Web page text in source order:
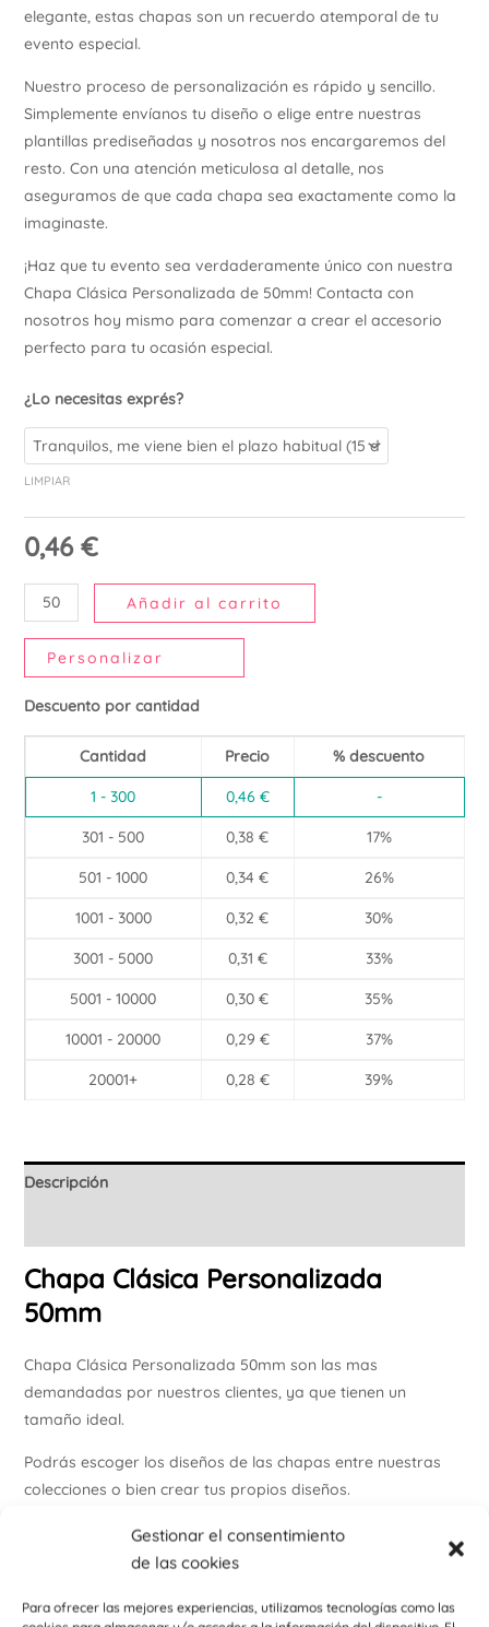
Gestionar el consentimiento
de las cookies
Para ofrecer las mejores experiencias, utilizamos tecnologías como las
elegante, estas chapas son un recuerdo atemporal de tu
evento especial.
Nuestro proceso de personalización es rápido y sencillo.
Simplemente envíanos tu diseño o elige entre nuestras
plantillas prediseñadas y nosotros nos encargaremos del
resto. Con una atención meticulosa al detalle, nos
aseguramos de que cada chapa sea exactamente como la
imaginaste.
¡Haz que tu evento sea verdaderamente único con nuestra
Chapa Clásica Personalizada de 50mm! Contacta con
nosotros hoy mismo para comenzar a crear el accesorio
perfecto para tu ocasión especial.
¿Lo necesitas exprés?
LIMPIAR
0,46 €
Añadir al carrito
Personalizar
Descuento por cantidad
Cantidad Precio % descuento
1 - 300 0,46 € -
301 - 500 0,38€ 17%
501 - 1000 0,34€ 26%
1001 - 3000 0,32€ 30%
3001 - 5000 0,31 € 33%
5001 - 10000 0,30€ 35%
10001 - 20000 0,29 € 37%
20001+ 0,28 € 39%
Descripción
Chapa Clásica Personalizada
50mm
Chapa Clásica Personalizada 50mm son las mas
demandadas por nuestros clientes, ya que tienen un
tamaño ideal.
Podrás escoger los diseños de las chapas entre nuestras
colecciones o bien crear tus propios diseños.
Tenemos las chapas más económicas del mercado.
Fabricamos chapas baratas, trabajando con los mejores